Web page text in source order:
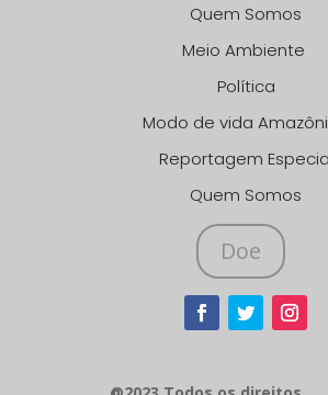
Quem Somos
Meio Ambiente
Política
Modo de vida
Reportagem
Quem Somos
Doe